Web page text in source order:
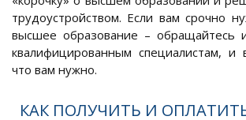
трудоустройством. Если вам срочно
высшее образование – обращайтесь
квалифицированным специалистам, и
что вам нужно.
КАК ПОЛУЧИТЬ И